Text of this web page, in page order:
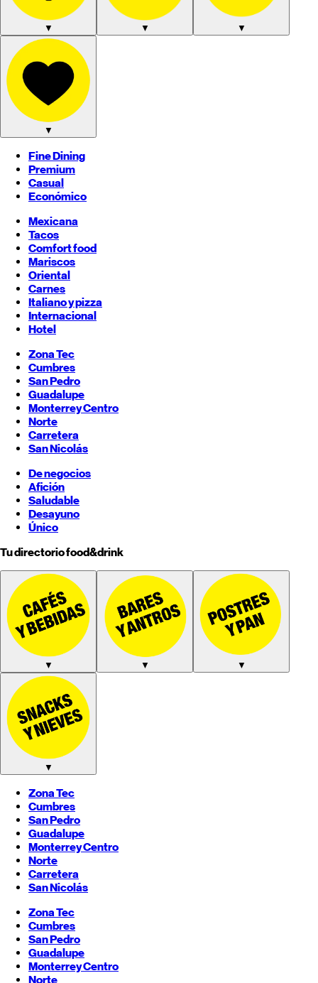
▼ ▼ ▼
▼
Fine Dining
Premium
Casual
Económico
Mexicana
Tacos
Comfort food
Mariscos
Oriental
Carnes
Italiano y pizza
Internacional
Hotel
Zona Tec
Cumbres
San Pedro
Guadalupe
MonterreyCentro
Norte
Carretera
San Nicolás
De negocios
Afición
Saludable
Desayuno
Único
Tu directorio food&drink
▼ ▼ ▼
▼
Zona Tec
Cumbres
San Pedro
Guadalupe
MonterreyCentro
Norte
Carretera
San Nicolás
Zona Tec
Cumbres
San Pedro
Guadalupe
MonterreyCentro
Norte